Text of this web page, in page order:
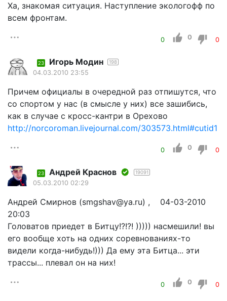
Ха, знакомая ситуация. Наступление экологофф по
всем фронтам.
0 0 0
23 Игорь Модин 198
04.03.2010 23:55
Причем официалы в очередной раз отпишутся, что
со спортом у нас (в смысле у них) все зашибись,
как в случае с кросс-кантри в Орехово
http://norcoroman.livejournal.com/303573.html#cutid1
0 0 0
23 Андрей Краснов 19091
05.03.2010 02:29
Андрей Смирнов (smgshav@ya.ru) , 04-03-2010
20:03
Головатов приедет в Битцу!?!?! ))))) насмешили! вы
его вообще хоть на одних соревнованиях-то
видели когда-нибудь!))) Да ему эта Битца... эти
трассы... плевал он на них!
0 0 0